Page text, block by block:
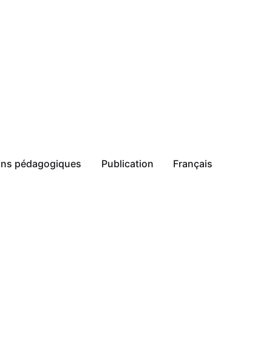
pédagogiques Publication Français